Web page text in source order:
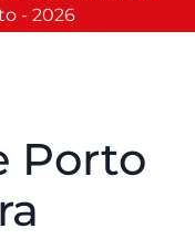
- 2026
Porto